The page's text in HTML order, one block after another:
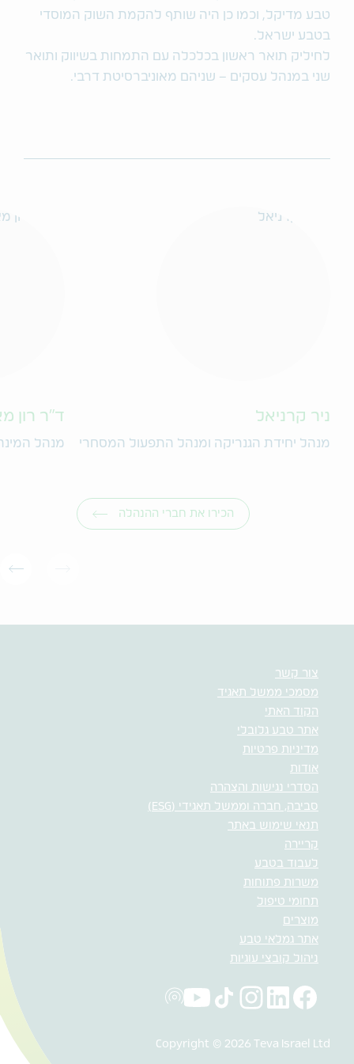
טבע מדיקל, וכמו כן היה שותף להקמת השוק המוסדי
בטבע ישראל.
לחיליק תואר ראשון בכלכלה עם התמחות בשיווק ותואר
שני במנהל עסקים – שניהם מאוניברסיטת דרבי.
ניר קרניאל
מנהל יחידת הגנריקה ומנהל התפעול המסחרי
הכירו את חברי ההנהלה
ד"ר רון
מנהל
צור קשר
מסמכי ממשל תאגיד
הקוד האתי
אתר טבע גלובלי
מדיניות פרטיות
אודות
הסדרי נגישות והצהרה
סביבה, חברה וממשל תאגידי (ESG)
תנאי שימוש באתר
קריירה
לעבוד בטבע
משרות פתוחות
תחומי טיפול
מוצרים
אתר גמלאי טבע
ניהול קובצי עוגיות
Copyright © 2026 Teva Israel Ltd